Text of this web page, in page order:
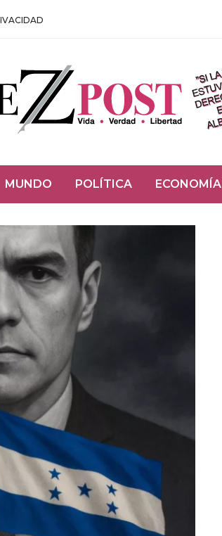
MUNDO POLÍTICA ECONOMÍA